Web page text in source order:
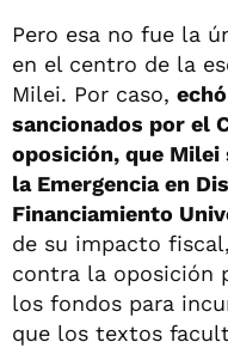
Pero esa no fue la
en el centro de la
Milei. Por caso,
sancionados por el
oposición, que
la Emergencia en
Financiamiento
de su impacto
contra la oposición
los fondos para
que los textos